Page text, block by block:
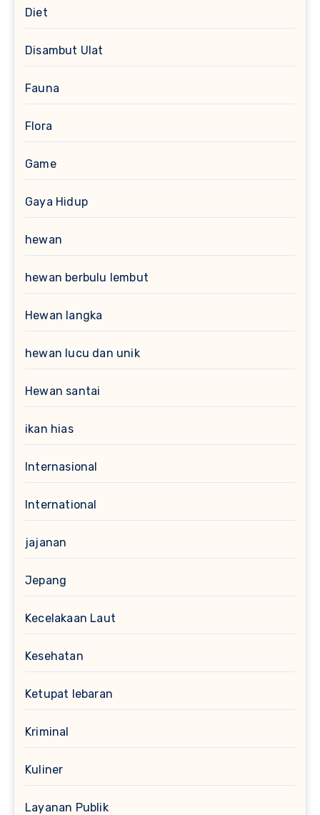
Diet
Disambut Ulat
Fauna
Flora
Game
Gaya Hidup
hewan
hewan berbulu lembut
Hewan langka
hewan lucu dan unik
Hewan santai
ikan hias
Internasional
International
jajanan
Jepang
Kecelakaan Laut
Kesehatan
Ketupat lebaran
Kriminal
Kuliner
Layanan Publik